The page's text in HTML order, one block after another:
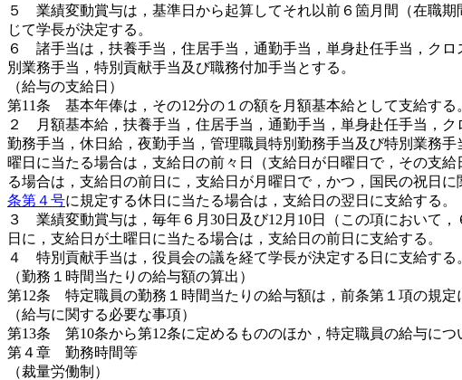
５ 業績変動賞与は，基準日から起算してそれ以前６箇月間（在職
じて学長が決定する。
６ 諸手当は，扶養手当，住居手当，通勤手当，単身赴任手当，ク
別業務手当，特別貢献手当及び職務付加手当とする。
（給与の支給日）
第11条 基本年俸は，その12分の１の額を月額基本給として支給する
２ 月額基本給，扶養手当，住居手当，通勤手当，単身赴任手当，
勤務手当，休日給，夜勤手当，管理職員特別勤務手当及び特別業務
曜日に当たる場合は，支給日の前々日（支給日が日曜日で，その支給
る場合は，支給日の前日に，支給日が月曜日で，かつ，国民の祝日
条第４号に規定する休日に当たる場合は，支給日の翌日に支給する。
３ 業績変動賞与は，毎年６月30日及び12月10日（この項において
日に，支給日が土曜日に当たる場合は，支給日の前日に支給する。
４ 特別貢献手当は，役員会の議を経て学長が決定する日に支給する
（勤務１時間当たりの給与額の算出）
第12条 特定職員の勤務１時間当たりの給与額は，前条第１項の規定
（給与に関する必要な事項）
第13条 第10条から第12条に定めるもののほか，特定職員の給与につ
第４章 勤務時間等
（裁量労働制）